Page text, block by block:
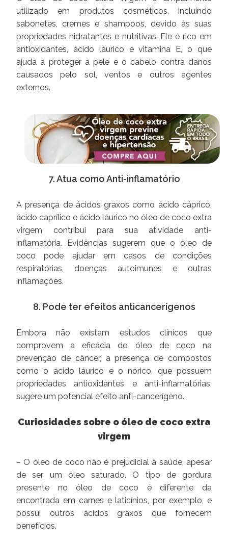
utilizado em produtos cosméticos, incluindo
sabonetes, cremes e shampoos, devido às suas
propriedades hidratantes e nutritivas. Ele é rico em
antioxidantes, ácido láurico e vitamina E, o que
ajuda a proteger a pele e o cabelo contra danos
causados pelo sol, ventos e outros agentes
externos.
7. Atua como Anti-inflamatório
A presença de ácidos graxos como ácido cáprico,
ácido caprílico e ácido láurico no óleo de coco extra
virgem contribui para sua atividade anti-
inflamatória. Evidências sugerem que o óleo de
coco pode ajudar em casos de condições
respiratórias, doenças autoimunes e outras
inflamações.
8. Pode ter efeitos anticancerígenos
Embora não existam estudos clínicos que
comprovem a eficácia do óleo de coco na
prevenção de câncer, a presença de compostos
como o ácido láurico e o nórico, que possuem
propriedades antioxidantes e anti-inflamatórias,
sugere um potencial efeito anti-cancerígeno.
Curiosidades sobre o óleo de coco extra
virgem
– O óleo de coco não é prejudicial à saúde, apesar
de ser um óleo saturado. O tipo de gordura
presente no óleo de coco é diferente da
encontrada em carnes e laticínios, por exemplo, e
possui outros ácidos graxos que fornecem
benefícios.